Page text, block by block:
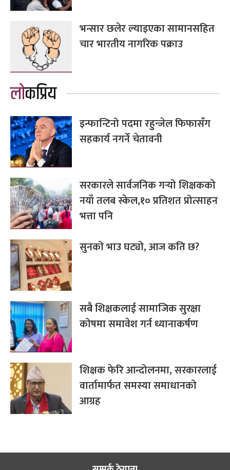
भन्सार छलेर ल्याइएका सामानसहित
चार भारतीय नागरिक पक्राउ
लोकप्रिय
इन्फान्टिनो पदमा रहुन्जेल फिफासँग
सहकार्य नगर्ने चेतावनी
सरकारले सार्वजनिक गर्‍यो शिक्षकको
नयाँ तलब स्केल,१० प्रतिशत प्रोत्साहन
भत्ता पनि
सुनको भाउ घट्यो, आज कति छ?
सबै शिक्षकलाई सामाजिक सुरक्षा
कोषमा समावेश गर्न ध्यानाकर्षण
शिक्षक फेरि आन्दोलनमा, सरकारलाई
वार्तामार्फत समस्या समाधानको
आग्रह